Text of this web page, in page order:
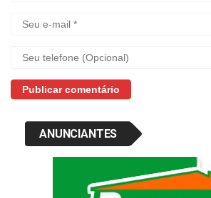
ANUNCIANTES